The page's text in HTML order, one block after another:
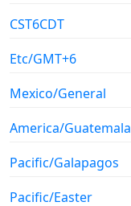
CST6CDT
Etc/GMT+6
Mexico/General
America/Guatemala
Pacific/Galapagos
Pacific/Easter